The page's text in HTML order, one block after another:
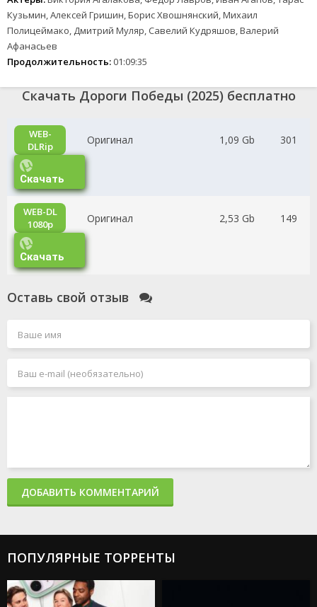
Кузьмин, Алексей Гришин, Борис Хвошнянский, Михаил
Полицеймако, Дмитрий Муляр, Савелий Кудряшов, Валерий
Афанасьев
Продолжительность:01:09:35
Скачать Дороги Победы (2025) бесплатно
WEB-
DLRip
Оригинал 1,09 Gb 301
Скачать
WEB-DL
1080p
Оригинал 2,53 Gb 149
Скачать
Оставь свой отзыв
ДОБАВИТЬ КОММЕНТАРИЙ
ПОПУЛЯРНЫЕ ТОРРЕНТЫ